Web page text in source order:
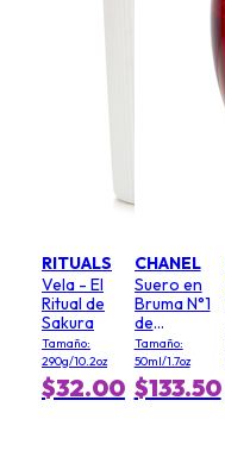
RITUALS
Vela - El
Ritual de
Sakura
Tamaño:
290g/10.2oz
$32.00
CHANEL
Suero en
Bruma N°1
de
Camellia
Roja
Tamaño:
50ml/1.7oz
$133.50